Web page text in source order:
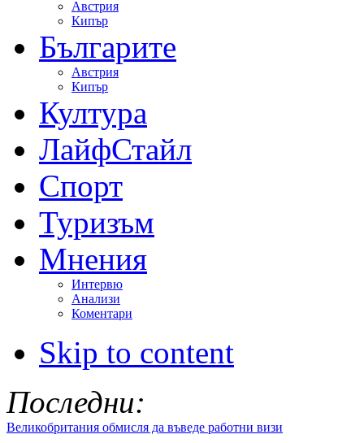
Австрия
Кипър
Българите
Австрия
Кипър
Култура
ЛайфСтайл
Спорт
Туризъм
Мнения
Интервю
Анализи
Коментари
Skip to content
Последни:
Великобритания обмисля да въведе работни визи